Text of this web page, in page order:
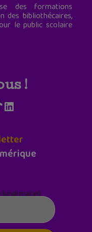
des formations
des bibliothécaires,
le public scolaire
!
LinkedIn
matin)